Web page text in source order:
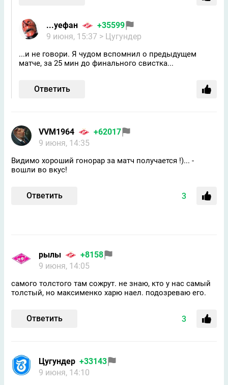
...уефан
+35599
9 июня, 15:37 > Цугундeр
...и не говори. Я чудом вспомнил о предыдущем
матче, за 25 мин до финального свистка...
Ответить
VVM1964
+62017
9 июня, 14:35
Видимо хороший гонорар за матч получается !)... -
вошли во вкус!
Ответить 3
рылы
+8158
9 июня, 14:05
самого толстого там сожрут. не знаю, кто у нас самый
толстый, но максименко харю наел. подозреваю его.
Ответить 3
Цугундeр +33143
9 июня, 14:10